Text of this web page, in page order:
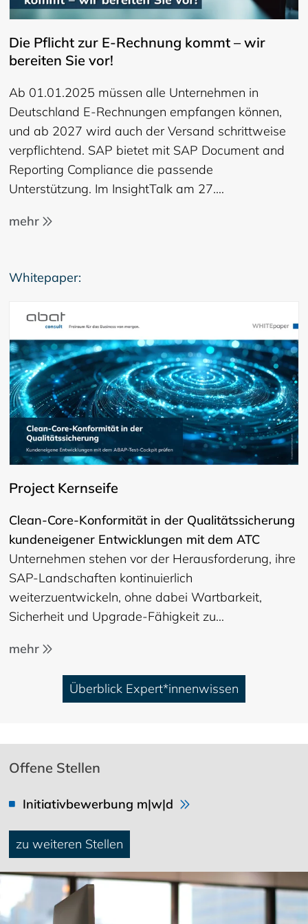
Die Pflicht zur E-Rechnung kommt – wir
bereiten Sie vor!
Ab 01.01.2025 müssen alle Unternehmen in
Deutschland E-Rechnungen empfangen können,
und ab 2027 wird auch der Versand schrittweise
verpflichtend. SAP bietet mit SAP Document and
Reporting Compliance die passende
Unterstützung. Im InsightTalk am 27.…
mehr
Whitepaper:
Project Kernseife
Clean-Core-Konformität in der Qualitätssicherung
kundeneigener Entwicklungen mit dem ATC
Unternehmen stehen vor der Herausforderung, ihre
SAP-Landschaften kontinuierlich
weiterzuentwickeln, ohne dabei Wartbarkeit,
Sicherheit und Upgrade-Fähigkeit zu…
mehr
Überblick Expert*innenwissen
Offene Stellen
Initiativbewerbung m|w|d
zu weiteren Stellen